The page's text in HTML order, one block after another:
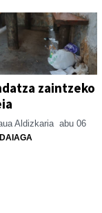
zaintzeko
Aldizkaria abu 06